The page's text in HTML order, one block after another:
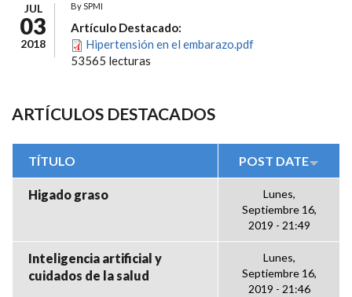
JUL
03
2018
BySPMI
Artículo Destacado:
Hipertensión en el embarazo.pdf
53565 lecturas
ARTÍCULOS DESTACADOS
TÍTULO POST DATE
Higado graso
Lunes,
Septiembre 16,
2019 - 21:49
Inteligencia artificial y
cuidados de la salud
Lunes,
Septiembre 16,
2019 - 21:46